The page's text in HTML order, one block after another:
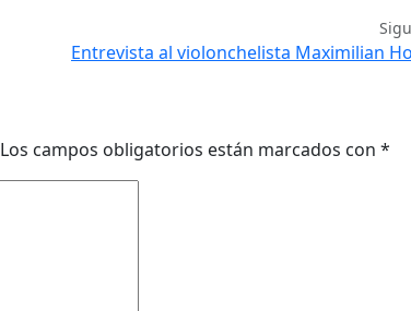
Entrevista al violonchelista Maximilian
Los campos obligatorios están marcados con *